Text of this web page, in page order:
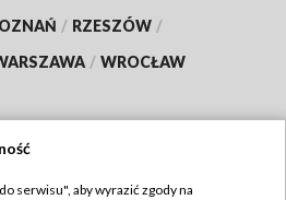
/ RZESZÓW /
/ WROCŁAW
serwisu", aby wyrazić zgody na